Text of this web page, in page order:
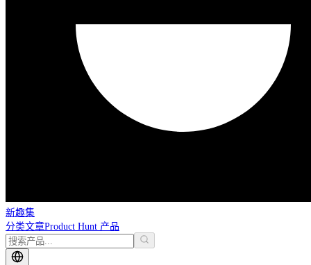
新趣集
分类文章Product Hunt 产品